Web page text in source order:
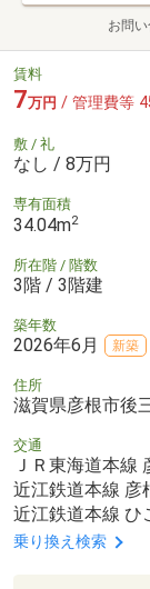
お問
賃料
7万円 / 管理費等
敷 / 礼
なし / 8万円
専有面積
34.04m2
所在階 / 階数
3階 / 3階建
築年数
2026年6月 新築
住所
滋賀県彦根市後
交通
ＪＲ東海道本線
近江鉄道本線 彦
近江鉄道本線 ひ
乗り換え検索